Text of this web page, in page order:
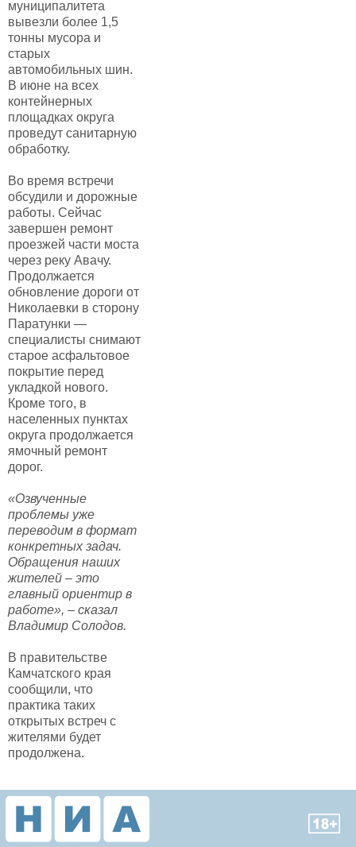
муниципалитета
вывезли более 1,5
тонны мусора и
старых
автомобильных шин.
В июне на всех
контейнерных
площадках округа
проведут санитарную
обработку.
Во время встречи
обсудили и дорожные
работы. Сейчас
завершен ремонт
проезжей части моста
через реку Авачу.
Продолжается
обновление дороги от
Николаевки в сторону
Паратунки —
специалисты снимают
старое асфальтовое
покрытие перед
укладкой нового.
Кроме того, в
населенных пунктах
округа продолжается
ямочный ремонт
дорог.
«Озвученные
проблемы уже
переводим в формат
конкретных задач.
Обращения наших
жителей – это
главный ориентир в
работе», – сказал
Владимир Солодов.
В правительстве
Камчатского края
сообщили, что
практика таких
открытых встреч с
жителями будет
продолжена.